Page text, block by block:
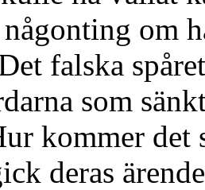
om
falska
som
kommer det
deras